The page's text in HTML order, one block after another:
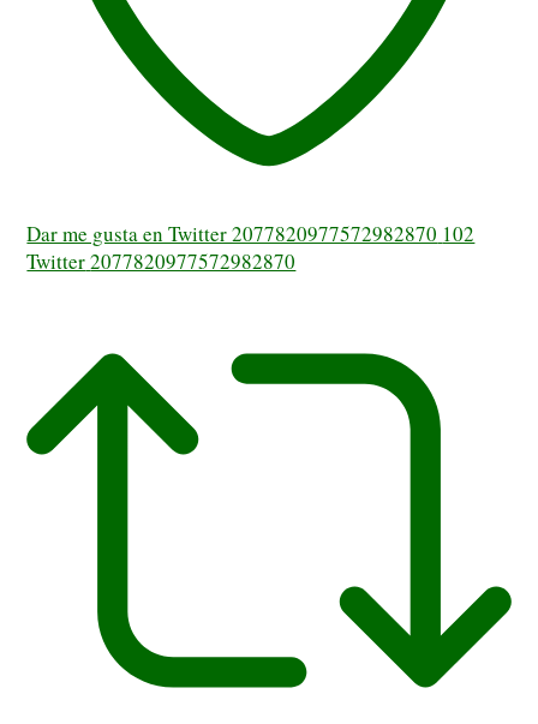
Dar me gusta en Twitter 2077820977572982870 102
Twitter2077820977572982870